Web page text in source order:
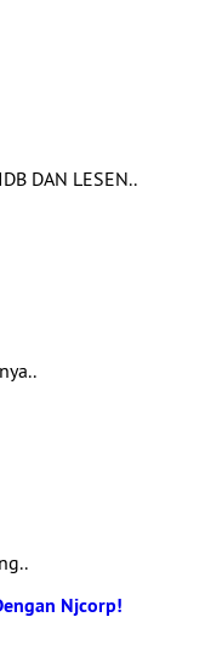
DAN LESEN..
Njcorp!